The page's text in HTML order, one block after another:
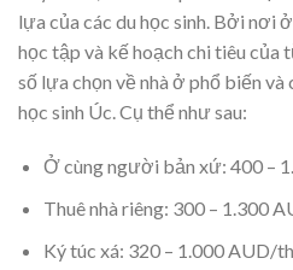
lựa của các du học sinh. Bởi nơi
học tập và kế hoạch chi tiêu
số lựa chọn về nhà ở phổ biến và
học sinh Úc. Cụ thể như sau:
Ở cùng người bản xứ: 400 –
Thuê nhà riêng: 300 – 1.300
Ký túc xá: 320 – 1.000 AUD/